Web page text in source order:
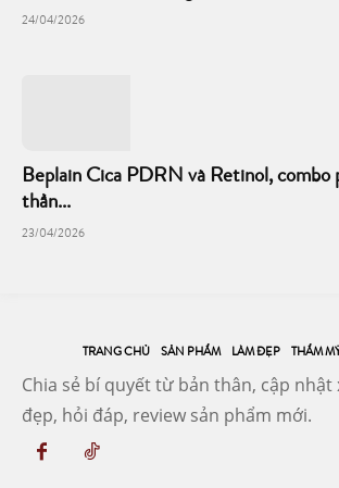
24/04/2026
Beplain Cica PDRN và Retinol, combo
thần...
23/04/2026
TRANG CHỦ SẢN PHẨM LÀM ĐẸP THẨM
Chia sẻ bí quyết từ bản thân, cập
đẹp, hỏi đáp, review sản phẩm mới.